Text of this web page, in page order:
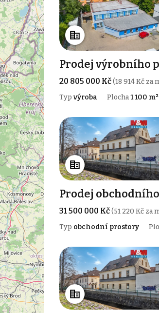
Prodej výrobního
20 805 000 Kč(18 914 Kč za
Typ výroba Plocha1 100 m²
Prodej
31 500 000 Kč(51 220 Kč za
Typ obchodní prostory